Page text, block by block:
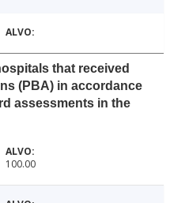
that received
(PBA) in accordance
assessments in the
100.00